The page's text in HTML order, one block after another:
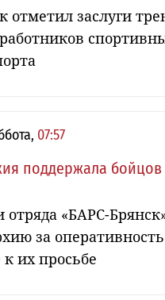
отметил заслуги
07:57
поддержала
отряда «БАРС-
за
их просьбе